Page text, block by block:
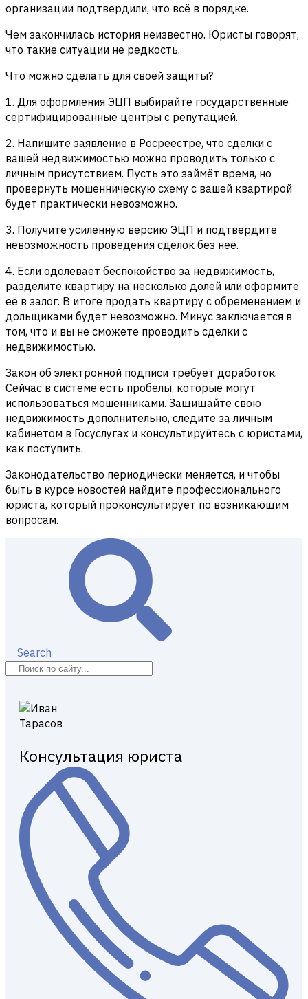
организации подтвердили, что всё в порядке.
Чем закончилась история неизвестно. Юристы говорят,
что такие ситуации не редкость.
Что можно сделать для своей защиты?
1. Для оформления ЭЦП выбирайте государственные
сертифицированные центры с репутацией.
2. Напишите заявление в Росреестре, что сделки с
вашей недвижимостью можно проводить только с
личным присутствием. Пусть это займёт время, но
провернуть мошенническую схему с вашей квартирой
будет практически невозможно.
3. Получите усиленную версию ЭЦП и подтвердите
невозможность проведения сделок без неё.
4. Если одолевает беспокойство за недвижимость,
разделите квартиру на несколько долей или оформите
её в залог. В итоге продать квартиру с обременением и
дольщиками будет невозможно. Минус заключается в
том, что и вы не сможете проводить сделки с
недвижимостью.
Закон об электронной подписи требует доработок.
Сейчас в системе есть пробелы, которые могут
использоваться мошенниками. Защищайте свою
недвижимость дополнительно, следите за личным
кабинетом в Госуслугах и консультируйтесь с юристами,
как поступить.
Законодательство периодически меняется, и чтобы
быть в курсе новостей найдите профессионального
юриста, который проконсультирует по возникающим
вопросам.
Search
Консультация юриста